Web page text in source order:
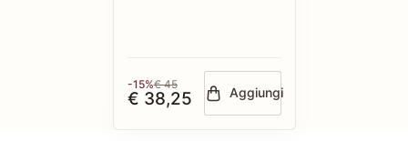
-15%€ 45
€ 38,25 Aggiungi